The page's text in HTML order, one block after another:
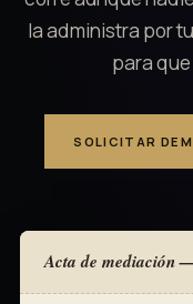
la administra por
para
SOLICITAR
Acta de mediación